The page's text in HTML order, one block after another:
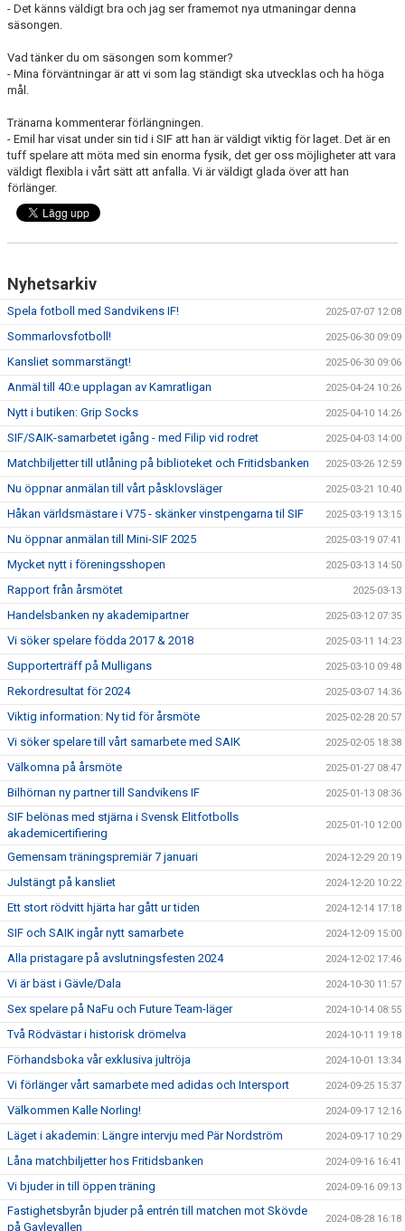
- Det känns väldigt bra och jag ser framemot nya utmaningar denna
säsongen.
Vad tänker du om säsongen som kommer?
- Mina förväntningar är att vi som lag ständigt ska utvecklas och ha höga
mål.
Tränarna kommenterar förlängningen.
- Emil har visat under sin tid i SIF att han är väldigt viktig för laget. Det är en
tuff spelare att möta med sin enorma fysik, det ger oss möjligheter att vara
väldigt flexibla i vårt sätt att anfalla. Vi är väldigt glada över att han
förlänger.
Nyhetsarkiv
Spela fotboll med Sandvikens IF! 2025-07-07 12:08
Sommarlovsfotboll! 2025-06-30 09:09
Kansliet sommarstängt! 2025-06-30 09:06
Anmäl till 40:e upplagan av Kamratligan 2025-04-24 10:26
Nytt i butiken: Grip Socks 2025-04-10 14:26
SIF/SAIK-samarbetet igång - med Filip vid rodret 2025-04-03 14:00
Matchbiljetter till utlåning på biblioteket och Fritidsbanken 2025-03-26 12:59
Nu öppnar anmälan till vårt påsklovsläger 2025-03-21 10:40
Håkan världsmästare i V75 - skänker vinstpengarna til SIF 2025-03-19 13:15
Nu öppnar anmälan till Mini-SIF 2025 2025-03-19 07:41
Mycket nytt i föreningsshopen 2025-03-13 14:50
Rapport från årsmötet 2025-03-13
Handelsbanken ny akademipartner 2025-03-12 07:35
Vi söker spelare födda 2017 & 2018 2025-03-11 14:23
Supporterträff på Mulligans 2025-03-10 09:48
Rekordresultat för 2024 2025-03-07 14:36
Viktig information: Ny tid för årsmöte 2025-02-28 20:57
Vi söker spelare till vårt samarbete med SAIK 2025-02-05 18:38
Välkomna på årsmöte 2025-01-27 08:47
Bilhörnan ny partner till Sandvikens IF 2025-01-13 08:36
SIF belönas med stjärna i Svensk Elitfotbolls
akademicertifiering
2025-01-10 12:00
Gemensam träningspremiär 7 januari 2024-12-29 20:19
Julstängt på kansliet 2024-12-20 10:22
Ett stort rödvitt hjärta har gått ur tiden 2024-12-14 17:18
SIF och SAIK ingår nytt samarbete 2024-12-09 15:00
Alla pristagare på avslutningsfesten 2024 2024-12-02 17:46
Vi är bäst i Gävle/Dala 2024-10-30 11:57
Sex spelare på NaFu och Future Team-läger 2024-10-14 08:55
Två Rödvästar i historisk drömelva 2024-10-11 19:18
Förhandsboka vår exklusiva jultröja 2024-10-01 13:34
Vi förlänger vårt samarbete med adidas och Intersport 2024-09-25 15:37
Välkommen Kalle Norling! 2024-09-17 12:16
Läget i akademin: Längre intervju med Pär Nordström 2024-09-17 10:29
Låna matchbiljetter hos Fritidsbanken 2024-09-16 16:41
Vi bjuder in till öppen träning 2024-09-16 09:13
Fastighetsbyrån bjuder på entrén till matchen mot Skövde
på Gavlevallen
2024-08-28 16:18